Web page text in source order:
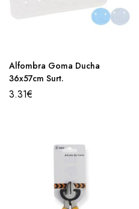
Alfombra Goma Ducha
36x57cm Surt.
3.31€